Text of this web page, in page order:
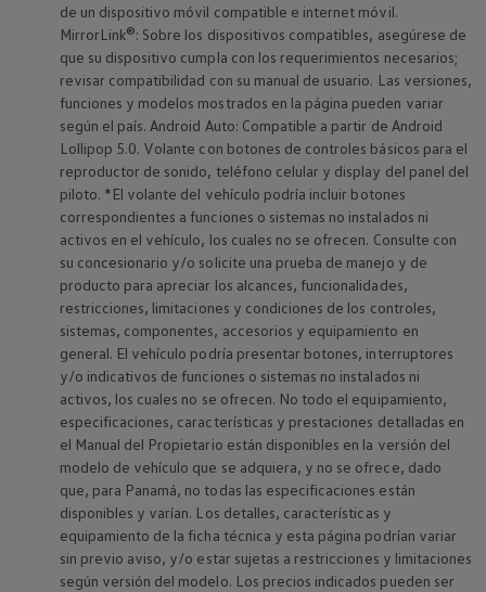
de un dispositivo móvil compatible e internet móvil.
MirrorLink®: Sobre los dispositivos compatibles, asegúrese de
que su dispositivo cumpla con los requerimientos necesarios;
revisar compatibilidad con su manual de usuario. Las versiones,
funciones y modelos mostrados en la página pueden variar
según el país. Android Auto: Compatible a partir de Android
Lollipop 5.0. Volante con botones de controles básicos para el
reproductor de sonido, teléfono celular y display del panel del
piloto. *El volante del vehículo podría incluir botones
correspondientes a funciones o sistemas no instalados ni
activos en el vehículo, los cuales no se ofrecen. Consulte con
su concesionario y/o solicite una prueba de manejo y de
producto para apreciar los alcances, funcionalidades,
restricciones, limitaciones y condiciones de los controles,
sistemas, componentes, accesorios y equipamiento en
general. El vehículo podría presentar botones, interruptores
y/o indicativos de funciones o sistemas no instalados ni
activos, los cuales no se ofrecen. No todo el equipamiento,
especificaciones, características y prestaciones detalladas en
el Manual del Propietario están disponibles en la versión del
modelo de vehículo que se adquiera, y no se ofrece, dado
que, para Panamá, no todas las especificaciones están
disponibles y varían. Los detalles, características y
equipamiento de la ficha técnica y esta página podrían variar
sin previo aviso, y/o estar sujetas a restricciones y limitaciones
según versión del modelo. Los precios indicados pueden ser